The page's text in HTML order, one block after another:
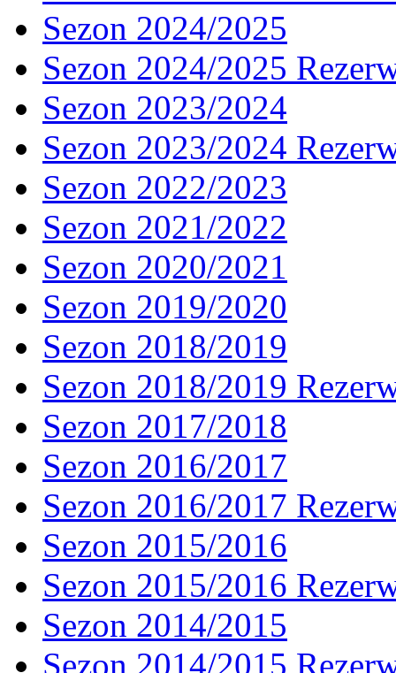
Sezon 2024/2025
Sezon 2024/2025
Sezon 2023/2024
Sezon 2023/2024
Sezon 2022/2023
Sezon 2021/2022
Sezon 2020/2021
Sezon 2019/2020
Sezon 2018/2019
Sezon 2018/2019
Sezon 2017/2018
Sezon 2016/2017
Sezon 2016/2017
Sezon 2015/2016
Sezon 2015/2016
Sezon 2014/2015
Sezon 2014/2015